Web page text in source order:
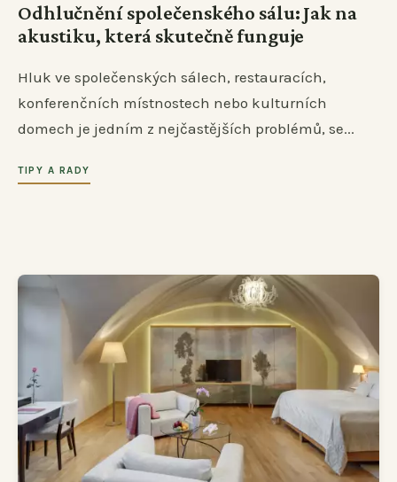
Odhlučnění společenského sálu: Jak na
akustiku, která skutečně funguje
Hluk ve společenských sálech, restauracích,
konferenčních místnostech nebo kulturních
domech je jedním z nejčastějších problémů, se...
TIPY A RADY